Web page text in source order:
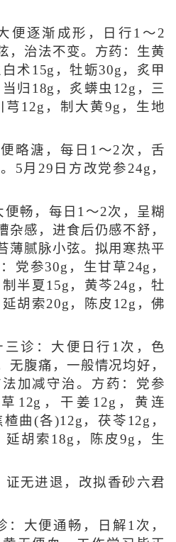
便逐渐成形，日行1～2
，治法不变。方药：生黄
术15g，牡蛎30g，炙甲
归18g，炙蠎虫12g，三
芎12g，制大黄9g，生地
略溏，每日1～2次，舌
5月29日方改党参24g，
畅，每日1～2次，呈糊
杂感，进食后仍感不舒，
薄腻脉小弦。拟用寒热平
党参30g，生甘草24g，
半夏15g，黄芩24g，牡
胡索20g，陈皮12g，佛
三诊：大便日行1次，色
无腹痛，一般情况均好，
加减守治。方药：党参
12g，干姜12g，黄连
曲(各)12g，茯苓12g，
延胡索18g，陈皮9g，生
证无进退，改拟香砂六君
：大便通畅，日解1次，